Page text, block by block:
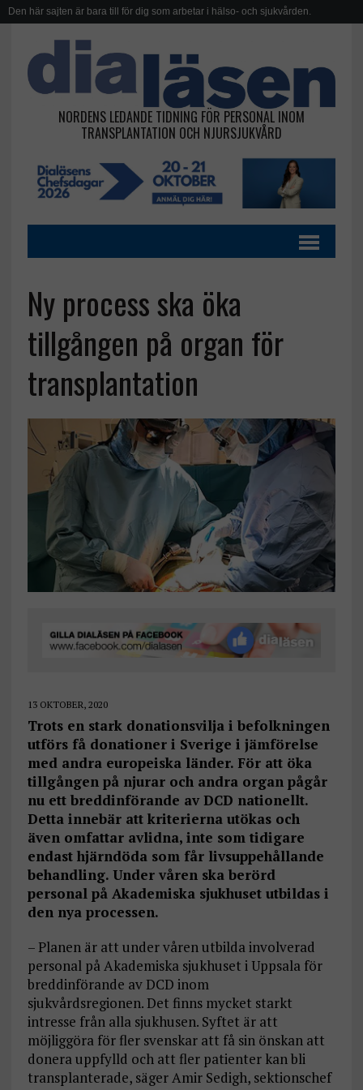
Den här sajten är bara till för dig som arbetar i hälso- och sjukvården.
NORDENS LEDANDE TIDNING FÖR PERSONAL INOM
TRANSPLANTATION OCH NJURSJUKVÅRD
Ny process ska öka
tillgången på organ för
transplantation
13 OKTOBER, 2020
Trots en stark donationsvilja i befolkningen
utförs få donationer i Sverige i jämförelse
med andra europeiska länder. För att öka
tillgången på njurar och andra organ pågår
nu ett breddinförande av DCD nationellt.
Detta innebär att kriterierna utökas och
även omfattar avlidna, inte som tidigare
endast hjärndöda som får livsuppehållande
behandling. Under våren ska berörd
personal på Akademiska sjukhuset utbildas i
den nya processen.
– Planen är att under våren utbilda involverad
personal på Akademiska sjukhuset i Uppsala för
breddinförande av DCD inom
sjukvårdsregionen. Det finns mycket starkt
intresse från alla sjukhusen. Syftet är att
möjliggöra för fler svenskar att få sin önskan att
donera uppfylld och att fler patienter kan bli
transplanterade, säger Amir Sedigh, sektionschef